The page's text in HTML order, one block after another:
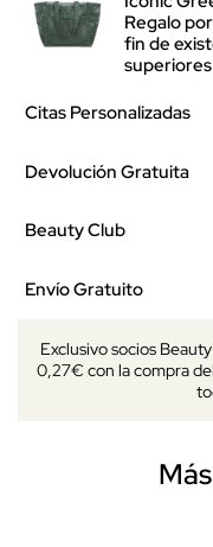
Regalo
fin de
superiores
Citas Personalizadas
Devolución Gratuita
Beauty Club
Envío Gratuito
Exclusivo socios
0,27€ con la compra